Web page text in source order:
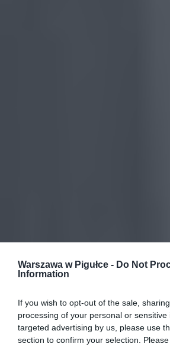
Warszawa w Pigułce - Do Not
Information
If you wish to opt-out of the sale,
processing of your personal or
targeted advertising by us, please use
section to confirm your selection.